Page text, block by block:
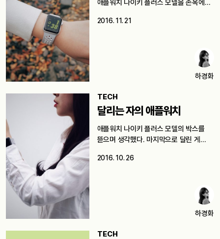
애플워치 나이키 플러스 모델을 손목에…
2016. 11. 21
하경화
TECH
달리는 자의 애플워치
애플워치 나이키 플러스 모델의 박스를
뜯으며 생각했다. 마지막으로 달린 게…
2016. 10. 26
하경화
TECH